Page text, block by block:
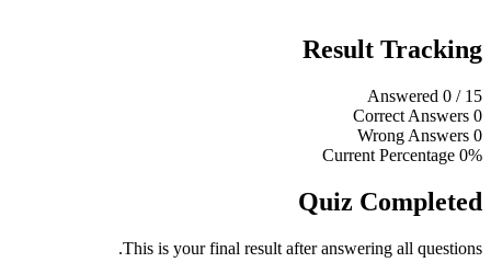
Result Tracking
Answered 0/ 15
Correct Answers 0
Wrong Answers 0
Current Percentage 0%
Quiz Completed
This is your final result after answering all questions.